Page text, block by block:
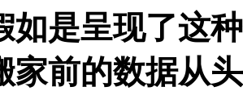
如是呈现了这
家前的数据从